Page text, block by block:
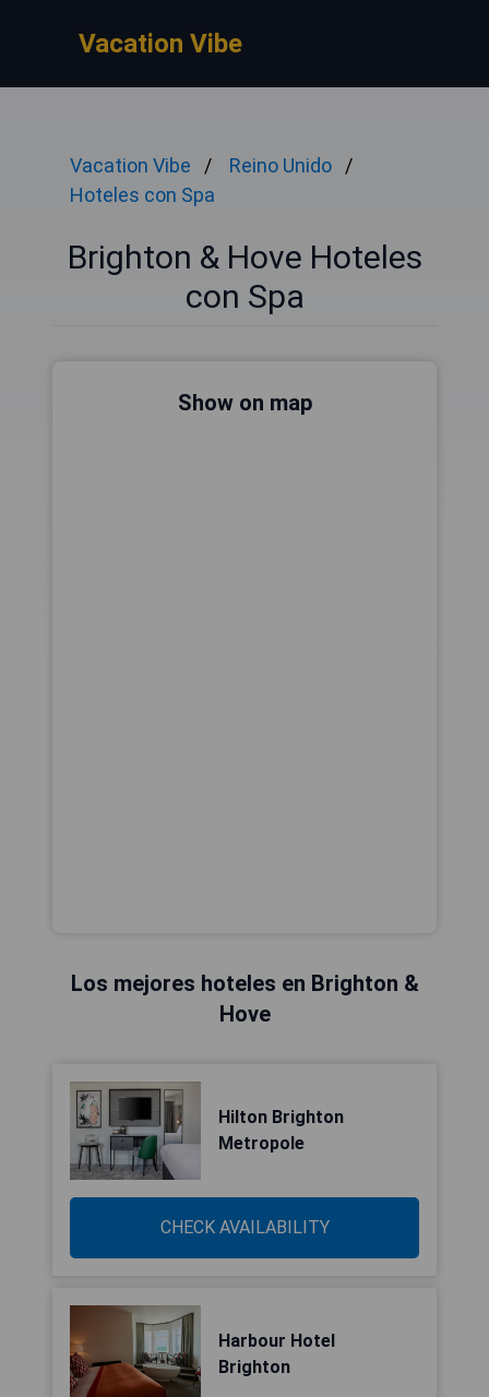
Vacation Vibe
Vacation Vibe
Reino Unido
Hoteles con Spa
Brighton & Hove Hoteles
con Spa
Show on map
Los mejores hoteles en Brighton &
Hove
Hilton Brighton
Metropole
CHECK AVAILABILITY
Harbour Hotel
Brighton